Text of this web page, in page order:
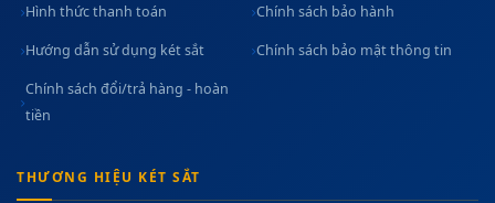
Hình thức thanh toán Chính sách bảo hành
Hướng dẫn sử dụng két sắt Chính sách bảo mật thông tin
Chính sách đổi/trả hàng - hoàn
tiền
THƯƠNG HIỆU KÉT SẮT